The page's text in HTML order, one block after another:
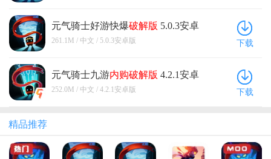
元气骑士好游快爆破解版 5.0.3安卓
版
261.1M / 中文 / 5.0.3安卓版 下载
元气骑士九游内购破解版 4.2.1安卓
版
252.0M / 中文 / 4.2.1安卓版 下载
精品推荐